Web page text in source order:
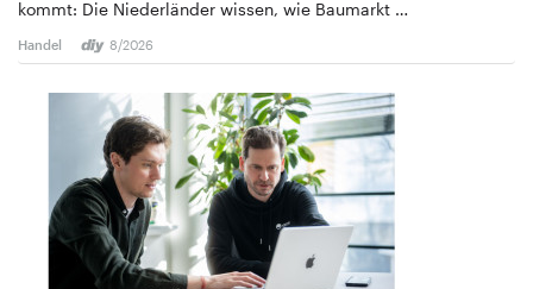
kommt: Die Niederländer wissen, wie Baumarkt …
Handel 8/2026